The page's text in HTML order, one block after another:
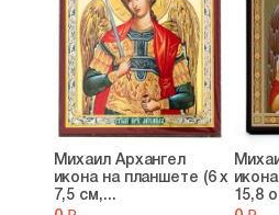
Михаил Архангел
икона на планшете (6 х
7,5 см,...
15,8